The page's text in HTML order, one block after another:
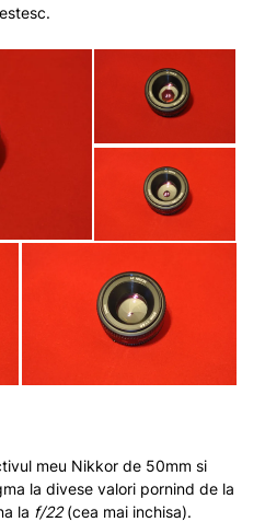
meu Nikkor de 50mm si
la divese valori pornind de la
la f/22(cea mai inchisa).